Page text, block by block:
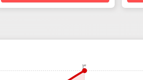
3